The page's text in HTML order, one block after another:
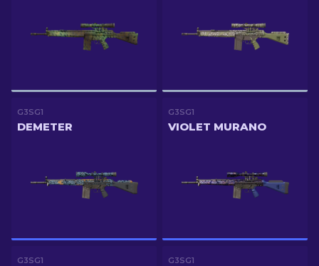
G3SG1
DEMETER
G3SG1
VIOLET MURANO
G3SG1 G3SG1